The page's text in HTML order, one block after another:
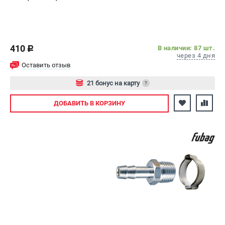
410 c
В наличии: 87 шт.
через 4 дня
Оставить отзыв
21 бонус на карту ?
Авторизуйтесь
ДОБАВИТЬ В КОРЗИНУ